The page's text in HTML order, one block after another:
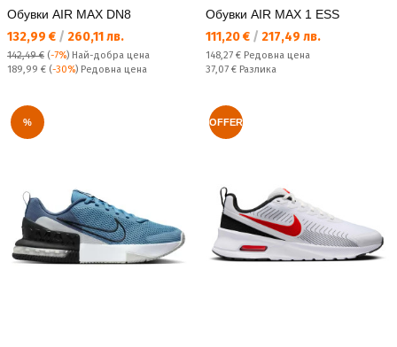
Обувки AIR MAX DN8
Текуща цена:
132,99 € / 260,11 лв.
142,49 € (-7%) Най-добра цена
Редовна цена:
189,99 € (-30%) Редовна цена
Обувки AIR MAX 1 ESS
Текуща цена:
111,20 € / 217,49 лв.
Редовна цена:
148,27 € Редовна цена
Спестявате:
37,07 € Разлика
% OFFER